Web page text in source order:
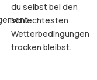
du selbst bei den
schlechtesten
Wetterbedingungen
trocken bleibst.